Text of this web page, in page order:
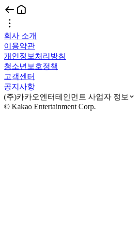
회사 소개
이용약관
개인정보처리방침
청소년보호정책
고객센터
공지사항
(주)카카오엔터테인먼트 사업자 정보
© Kakao Entertainment Corp.